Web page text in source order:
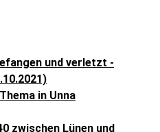
und verletzt -
in Unna
zwischen Lünen und